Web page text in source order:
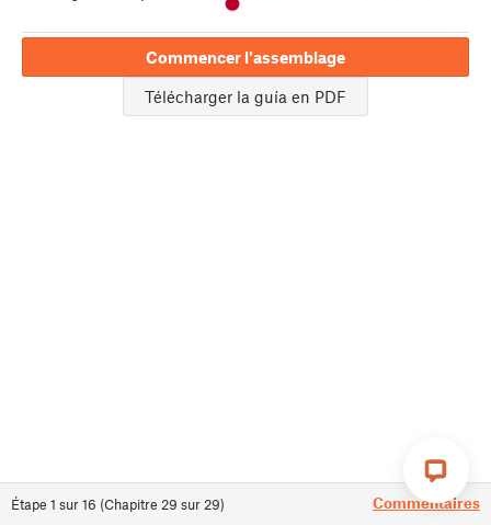
Étape 1 sur16 (Chapitre 29 sur 29) Commentaires
Commencer l'assemblage
Télécharger la guía en PDF